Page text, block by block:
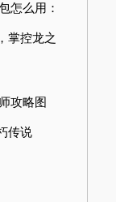
怎么用：
掌控龙之
攻略图
传说